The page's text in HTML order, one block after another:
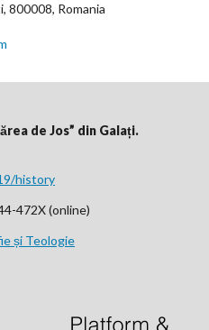
800008, Romania
de Jos” din Galați.
history
472X (online)
și Teologie